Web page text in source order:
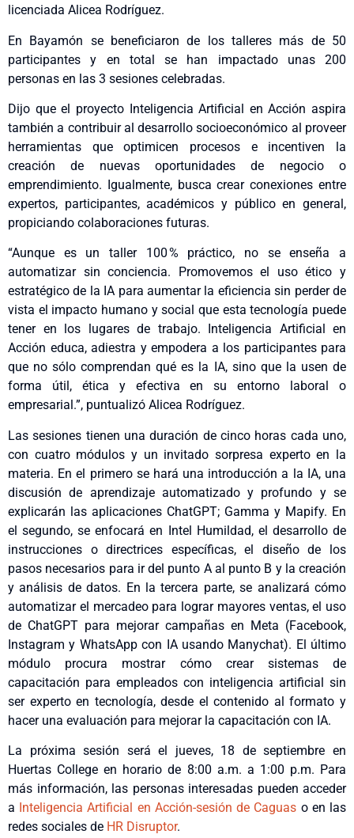
licenciada Alicea Rodríguez.
En Bayamón se beneficiaron de los talleres más de 50
participantes y en total se han impactado unas 200
personas en las 3 sesiones celebradas.
Dijo que el proyecto Inteligencia Artificial en Acción aspira
también a contribuir al desarrollo socioeconómico al proveer
herramientas que optimicen procesos e incentiven la
creación de nuevas oportunidades de negocio o
emprendimiento. Igualmente, busca crear conexiones entre
expertos, participantes, académicos y público en general,
propiciando colaboraciones futuras.
“Aunque es un taller 100 % práctico, no se enseña a
automatizar sin conciencia. Promovemos el uso ético y
estratégico de la IA para aumentar la eficiencia sin perder de
vista el impacto humano y social que esta tecnología puede
tener en los lugares de trabajo. Inteligencia Artificial en
Acción educa, adiestra y empodera a los participantes para
que no sólo comprendan qué es la IA, sino que la usen de
forma útil, ética y efectiva en su entorno laboral o
empresarial.”, puntualizó Alicea Rodríguez.
Las sesiones tienen una duración de cinco horas cada uno,
con cuatro módulos y un invitado sorpresa experto en la
materia. En el primero se hará una introducción a la IA, una
discusión de aprendizaje automatizado y profundo y se
explicarán las aplicaciones ChatGPT; Gamma y Mapify. En
el segundo, se enfocará en Intel Humildad, el desarrollo de
instrucciones o directrices específicas, el diseño de los
pasos necesarios para ir del punto A al punto B y la creación
y análisis de datos. En la tercera parte, se analizará cómo
automatizar el mercadeo para lograr mayores ventas, el uso
de ChatGPT para mejorar campañas en Meta (Facebook,
Instagram y WhatsApp con IA usando Manychat). El último
módulo procura mostrar cómo crear sistemas de
capacitación para empleados con inteligencia artificial sin
ser experto en tecnología, desde el contenido al formato y
hacer una evaluación para mejorar la capacitación con IA.
La próxima sesión será el jueves, 18 de septiembre en
Huertas College en horario de 8:00 a.m. a 1:00 p.m. Para
más información, las personas interesadas pueden acceder
a Inteligencia Artificial en Acción-sesión de Caguas o en las
redes sociales de HR Disruptor.